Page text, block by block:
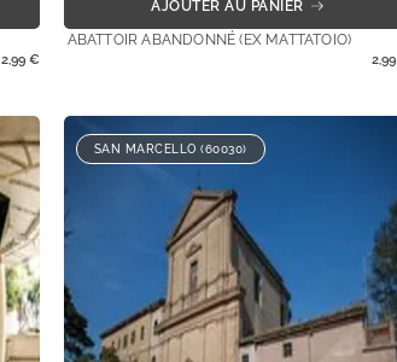
2,99 €
AJOUTER AU PANIER
ABATTOIR ABANDONNÉ (EX MATTATOIO)
2,99
SAN MARCELLO (60030)